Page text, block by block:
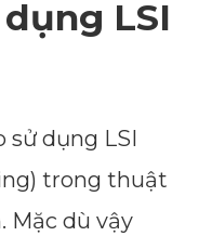
LSI
sử dụng LSI
trong thuật
Mặc dù vậy